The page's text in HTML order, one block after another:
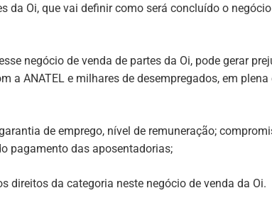
da Oi, que vai definir como será concluído o
negócio de venda de partes da Oi, pode gerar
a ANATEL e milhares de desempregados, em plena
de emprego, nível de remuneração;
pagamento das aposentadorias;
direitos da categoria neste negócio de venda da Oi.